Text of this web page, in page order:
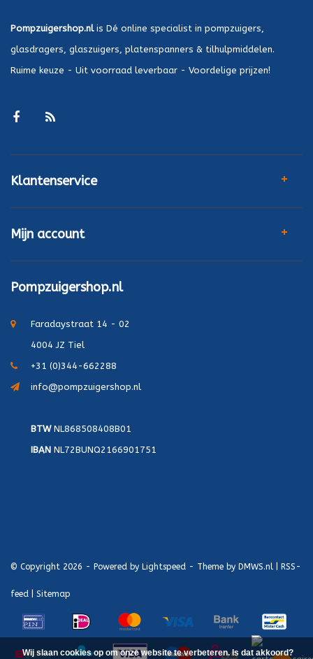
Pompzuigershop.nlis Dé online specialist in pompzuigers,
glasdragers, glaszuigers, platenspanners & tilhulpmiddelen.
Ruime keuze - Uit voorraad leverbaar - Voordelige prijzen!
Klantenservice
Mijn account
Pompzuigershop.nl
Faradaystraat 14 - 02
4004 JZ Tiel
+31 (0)344-662288
info@pompzuigershop.nl
BTWNL868508408B01
IBAN NL72BUNQ2166901751
© Copyright 2026 - Powered by Lightspeed - Theme by DMWS.nl RSS-
feed Sitemap
Wij slaan cookies op om onze website te verbeteren. Is dat akkoord?